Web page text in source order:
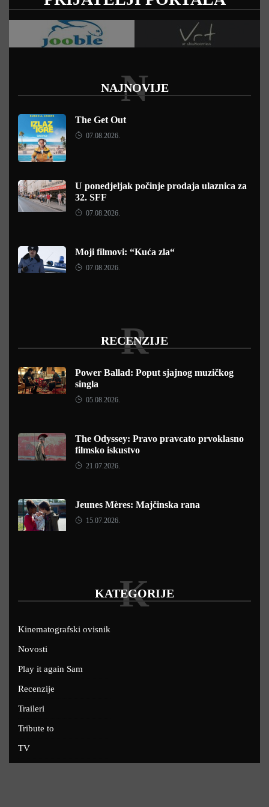
NAJNOVIJE
N
The Get Out
07.08.2026.
U ponedjeljak počinje prodaja ulaznica za
32. SFF
07.08.2026.
Moji filmovi: “Kuća zla“
07.08.2026.
RECENZIJE
R
Power Ballad: Poput sjajnog muzičkog
singla
05.08.2026.
The Odyssey: Pravo pravcato prvoklasno
filmsko iskustvo
21.07.2026.
Jeunes Mères: Majčinska rana
15.07.2026.
KATEGORIJE
K
Kinematografski ovisnik
Novosti
Play it again Sam
Recenzije
Traileri
Tribute to
TV